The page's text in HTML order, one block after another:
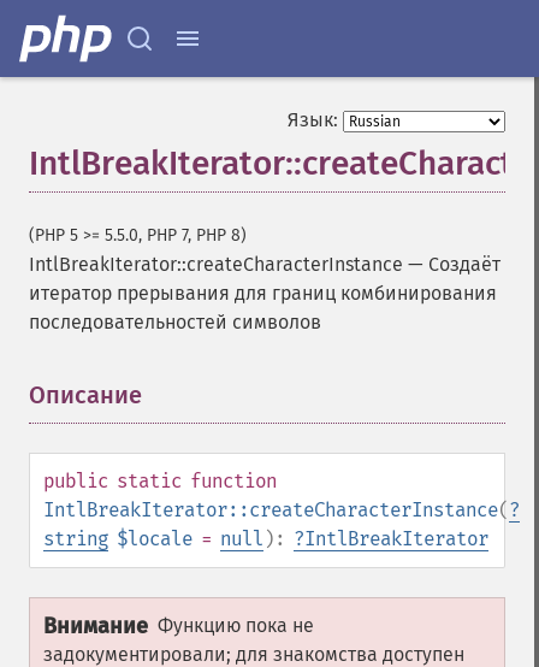
Язык:
(PHP 5 >= 5.5.0, PHP 7, PHP 8)
IntlBreakIterator::createCharacterInstance — Создаёт
итератор прерывания для границ комбинирования
последовательностей символов
Описание
public static function
IntlBreakIterator::createCharacterInstance(?
string $locale = null ): ?IntlBreakIterator
Внимание Функцию пока не
задокументировали; для знакомства доступен